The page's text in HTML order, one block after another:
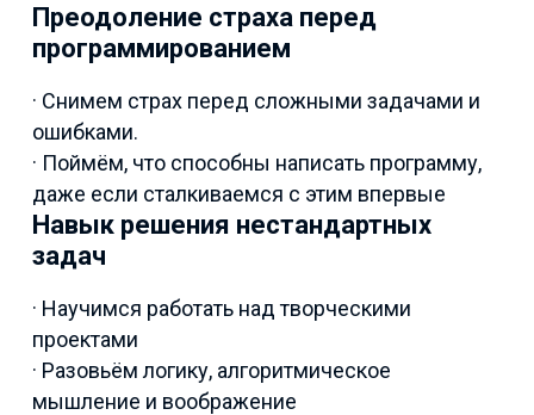
Преодоление страха перед
программированием
· Снимем страх перед сложными задачами и
ошибками.
· Поймём, что способны написать программу,
даже если сталкиваемся с этим впервые
Навык решения нестандартных
задач
· Научимся работать над творческими
проектами
· Разовьём логику, алгоритмическое
мышление и воображение